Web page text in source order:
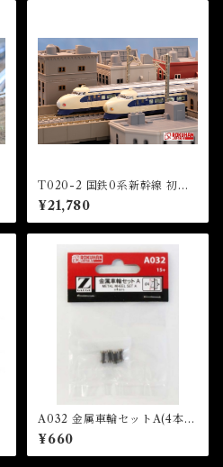
T020-2 国鉄0系新幹線 初期
型「ひかり」4両基本セット (J
NR Series 0 shinkansen HI
KARI” 4 Cars Basic Set)
¥21,780
A032 金属車輪セットA(4本
入) (METAL WHEEL SET A
x 4 pcs)
¥660